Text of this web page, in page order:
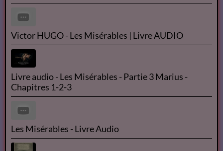
Victor HUGO - Les Misérables | Livre AUDIO
Livre audio - Les Misérables - Partie 3 Marius -
Chapitres 1-2-3
Les Misérables - Livre Audio